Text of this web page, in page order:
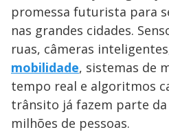
promessa futurista para
nas grandes cidades.
ruas, câmeras
mobilidade, sistemas de
tempo real e algoritmos
trânsito já fazem parte
milhões de pessoas.